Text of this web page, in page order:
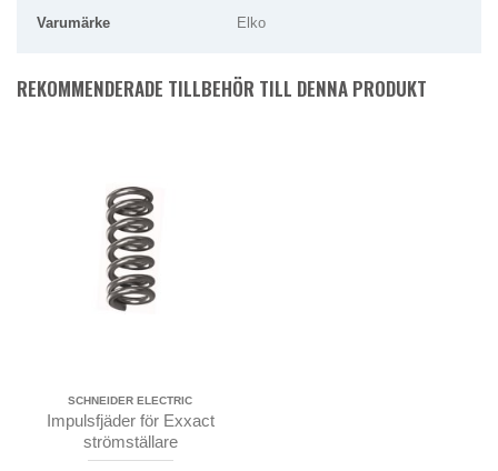
Varumärke Elko
REKOMMENDERADE TILLBEHÖR TILL DENNA PRODUKT
SCHNEIDER ELECTRIC
Impulsfjäder för Exxact
strömställare